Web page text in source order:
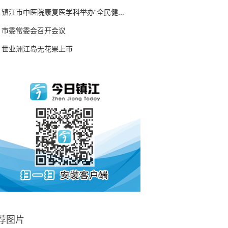
镇江市中医院康复医学科举办“全民健...
市委常委会召开会议
世业洲江岛无花果上市
图片